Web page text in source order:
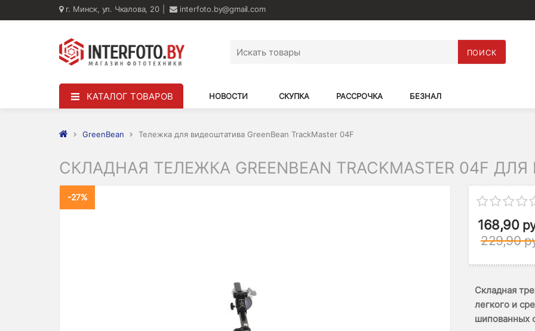
г. Минск, ул. Чкалова, 20 interfoto.by@gmail.com
ПОИСК
КАТАЛОГ ТОВАРОВ НОВОСТИ СКУПКА РАССРОЧКА БЕЗНАЛ
GreenBean Тележка для видеоштатива GreenBean TrackMaster 04F
СКЛАДНАЯ ТЕЛЕЖКА GREENBEAN TRACKMASTER 04F
-27%
168,90
229,90
Складная
легкого и
шипованных